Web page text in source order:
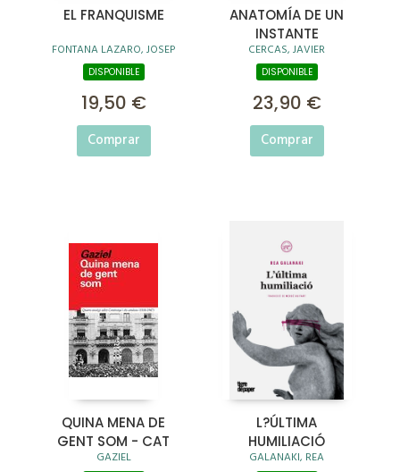
EL FRANQUISME
FONTANA LAZARO, JOSEP
DISPONIBLE
19,50 €
Comprar
ANATOMÍA DE UN
INSTANTE
CERCAS, JAVIER
DISPONIBLE
23,90 €
Comprar
QUINA MENA DE
GENT SOM - CAT
GAZIEL
L?ÚLTIMA
HUMILIACIÓ
GALANAKI, REA